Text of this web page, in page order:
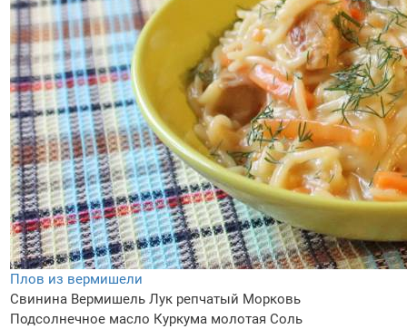
Плов из вермишели
Свинина Вермишель Лук репчатый Морковь
Подсолнечное масло Куркума молотая Соль